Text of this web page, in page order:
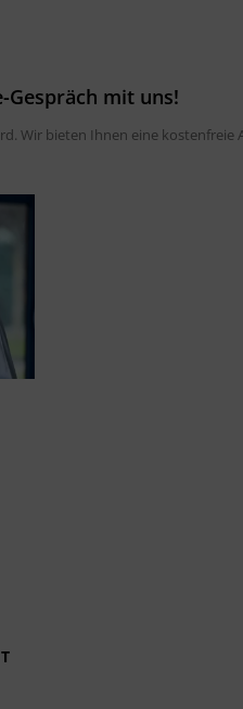
Gespräch mit uns!
Wir bieten Ihnen eine kostenfreie